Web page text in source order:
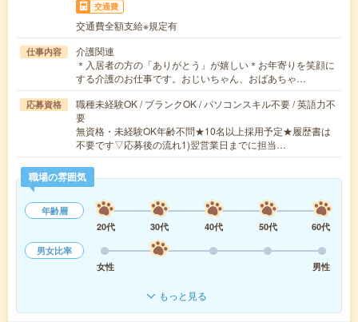
交通費
交通費全額支給※規定有
仕事内容
介護関連
＊入居者の方の「ありがとう」が嬉しい＊お年寄りを笑顔に
する介護のお仕事です。おじいちゃん、おばあちゃ…
応募資格
職種未経験OK / ブランクOK / パソコンスキル不要 / 英語力不
要
無資格・未経験OK年齢不問★10名以上採用予定★履歴書は
不要です▽応募後の流れ1)翌営業日までに担当…
職場の雰囲気
年齢層
20代
30代 40代 50代
60代
男女比率
女性
男性
もっと見る